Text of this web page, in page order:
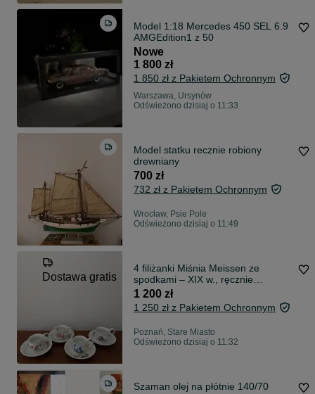
Model 1:18 Mercedes 450 SEL 6.9
AMGEdition1 z 50
Nowe
1 800 zł
1 850 zł z Pakietem Ochronnym
Warszawa, Ursynów
Odświeżono dzisiaj o 11:33
Model statku recznie robiony
drewniany
700 zł
732 zł z Pakietem Ochronnym
Wrocław, Psie Pole
Odświeżono dzisiaj o 11:49
Dostawa gratis
4 filiżanki Miśnia Meissen ze
spodkami – XIX w., ręcznie
malowane, sygnowane
1 200 zł
1 250 zł z Pakietem Ochronnym
Poznań, Stare Miasto
Odświeżono dzisiaj o 11:32
Szaman olej na płótnie 140/70